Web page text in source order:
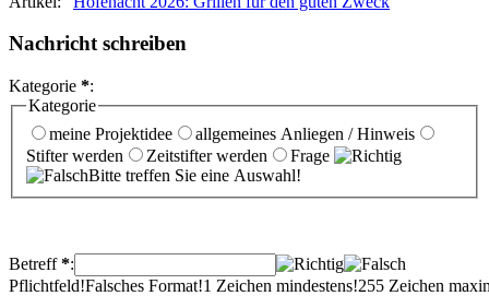
Nachricht schreiben
Kategorie *:
Kategorie
meine Projektidee
allgemeines Anliegen / Hinweis
Stifter werden
Zeitstifter werden
Frage
Bitte treffen Sie eine Auswahl!
Betreff*:
Pflichtfeld!Falsches Format!1 Zeichen mindestens!255 Zeichen